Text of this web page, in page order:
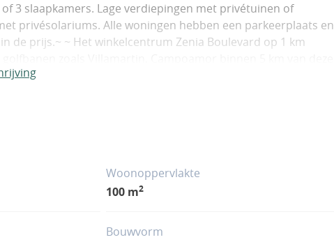
3 slaapkamers. Lage verdiepingen met privétuinen of
privésolariums. Alle woningen hebben een parkeerplaats en
de prijs.~ ~ Het winkelcentrum Zenia Boulevard op 1 km
locatie zijn voor uw vakantie of uw permanente bewoning.
Woonoppervlakte
100 m2
Bouwvorm